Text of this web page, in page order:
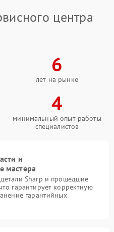
центра
6
лет на рынке
4
минимальный опыт работы
специалистов
и
мастера
Sharp и прошедшие
гарантирует корректную
гарантийных